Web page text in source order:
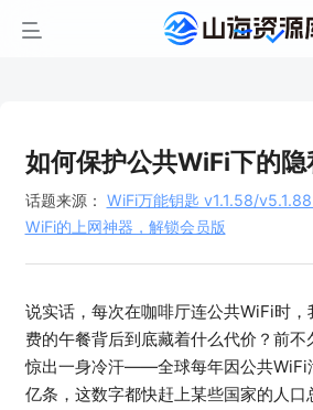
如何保护公共WiFi下的隐
话题来源： WiFi万能钥匙 v1.1.58/
WiFi的上网神器，解锁会员版
说实话，每次在咖啡厅连公共WiFi时
费的午餐背后到底藏着什么代价？前
惊出一身冷汗——全球每年因公共WiFi
亿条，这数字都快赶上某些国家的人口